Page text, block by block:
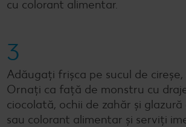
cu colorant alimentar.
3
Adăugaţi frişca pe sucul de cireşe,
Ornaţi ca faţă de monstru cu
ciocolată, ochii de zahăr şi
sau colorant alimentar şi serviţi